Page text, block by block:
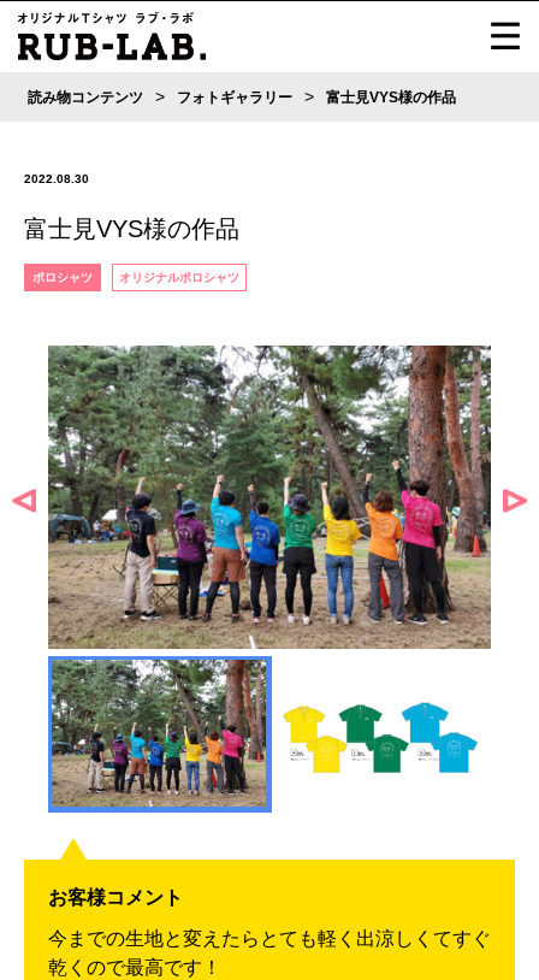
読み物コンテンツ > フォトギャラリー > 富士見VYS様の作品
2022.08.30
富士見VYS様の作品
ポロシャツ オリジナルポロシャツ
お客様コメント
今までの生地と変えたらとても軽く出涼しくてすぐ
乾くので最高です！